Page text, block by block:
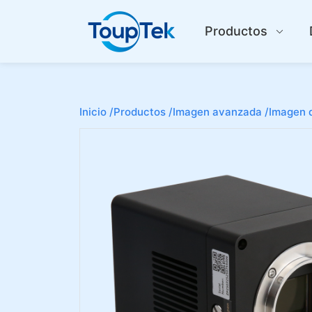
Productos
Inicio /Productos /Imagen avanzada /Imagen